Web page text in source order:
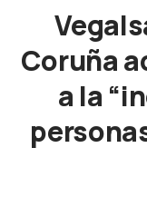
Coruña
a la